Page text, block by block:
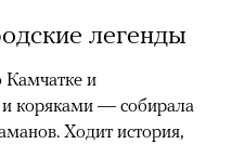
легенды
Камчатке и
и коряками — собирала
Ходит история,